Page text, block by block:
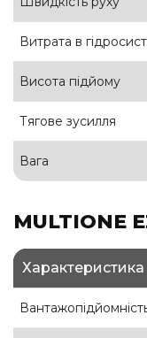
Витрата в
Висота підйому
Тягове зусилля
Вага
MULTIONE
Характеристика